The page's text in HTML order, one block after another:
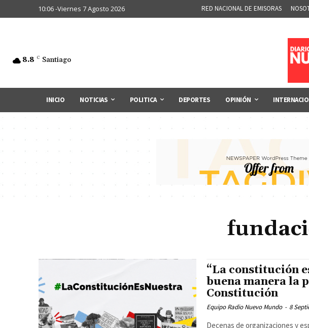
10:06 -Viernes 7 Agosto 2026 RED NACIONAL DE EMISORAS
8.8 C Santiago
INICIO NOTICIAS POLITICA DEPORTES OPINIÓN
“La constitución
buena manera la
Constitución
Equipo Radio Nuevo Mundo - 8
Decenas de organizaciones y